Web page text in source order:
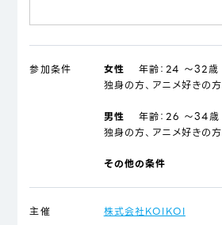
参加条件 女性 年齢： 24 ～32歳
独身の方、アニメ好きの方
男性 年齢： 26 ～34歳
独身の方、アニメ好きの方
その他の条件
主催 株式会社KOIKOI